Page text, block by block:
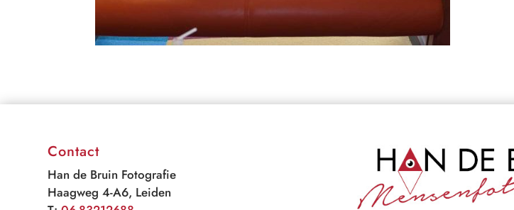
Contact
Han de Bruin Fotografie
Haagweg 4-A6, Leiden